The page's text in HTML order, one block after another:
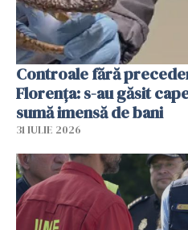
Controale fără
Florența: s-au găsit
sumă imensă de bani
31 IULIE 2026